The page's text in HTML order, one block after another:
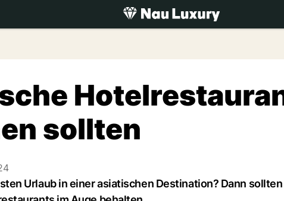
luxury.NAU.ch
sollten
Urlaub in einer asiatischen Destination? Dann